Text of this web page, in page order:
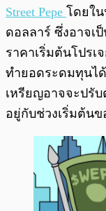
Street Pepe โดยใน
ดอลลาร์ ซึ่งอาจเ
ราคาเริ่มต้นโปรเ
ทำยอดระดมทุนได้
เหรียญอาจจะปรั
อยู่กับช่วงเริ่มต้น